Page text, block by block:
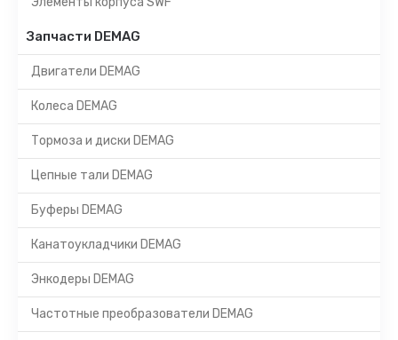
Запчасти DEMAG
Двигатели DEMAG
Колеса DEMAG
Тормоза и диски DEMAG
Цепные тали DEMAG
Буферы DEMAG
Канатоукладчики DEMAG
Энкодеры DEMAG
Частотные преобразователи DEMAG